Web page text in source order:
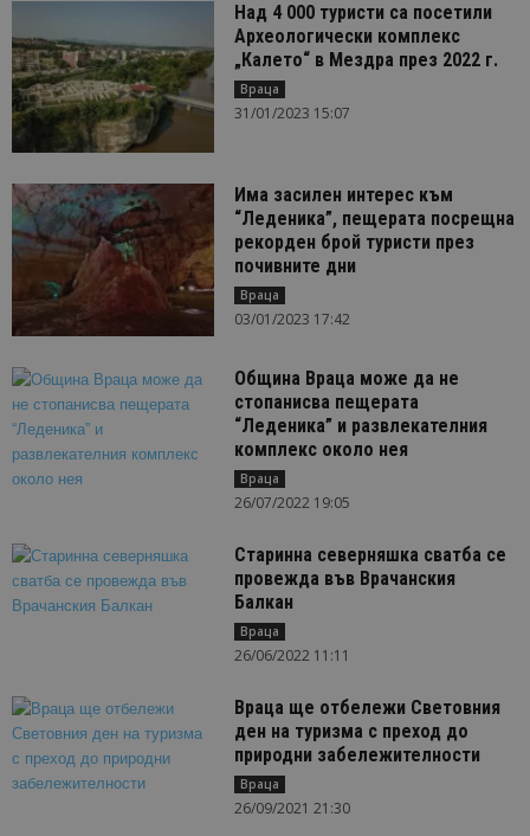
Над 4 000 туристи са посетили
Археологически комплекс
„Калето“ в Мездра през 2022 г.
Враца
31/01/2023 15:07
Има засилен интерес към
“Леденика”, пещерата посрещна
рекорден брой туристи през
почивните дни
Враца
03/01/2023 17:42
Община Враца може да не
стопанисва пещерата
“Леденика” и развлекателния
комплекс около нея
Враца
26/07/2022 19:05
Старинна северняшка сватба се
провежда във Врачанския
Балкан
Враца
26/06/2022 11:11
Враца ще отбележи Световния
ден на туризма с преход до
природни забележителности
Враца
26/09/2021 21:30